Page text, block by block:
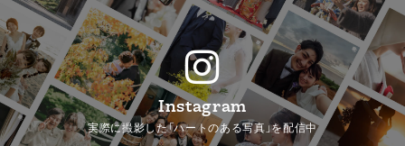
Instagram
実際に撮影した「ハートのある写真」を配信中